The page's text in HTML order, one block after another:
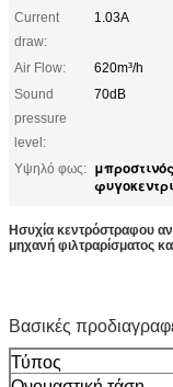
Current
draw:
1.03A
Air Flow:
620m³/h
Sound
pressure
level:
70dB
Υψηλό φως:
Ησυχία κεντρόστραφου
μηχανή φιλτραρίσματος
Βασικές
Τύπος